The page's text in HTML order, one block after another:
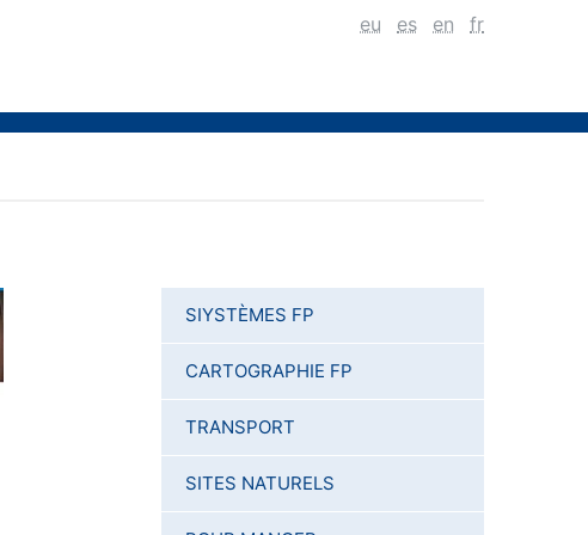
eu es en fr
SIYSTÈMES FP
CARTOGRAPHIE FP
TRANSPORT
SITES NATURELS